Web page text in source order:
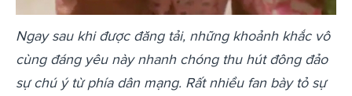
Ngay sau khi được đăng tải, những khoảnh khắc vô
cùng đáng yêu này nhanh chóng thu hút đông đảo
sự chú ý từ phía dân mạng. Rất nhiều fan bày tỏ sự